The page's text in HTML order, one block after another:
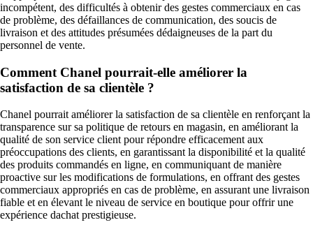
incompétent, des difficultés à obtenir des gestes commerciaux en cas
de problème, des défaillances de communication, des soucis de
livraison et des attitudes présumées dédaigneuses de la part du
personnel de vente.
Comment Chanel pourrait-elle améliorer la
satisfaction de sa clientèle ?
Chanel pourrait améliorer la satisfaction de sa clientèle en renforçant la
transparence sur sa politique de retours en magasin, en améliorant la
qualité de son service client pour répondre efficacement aux
préoccupations des clients, en garantissant la disponibilité et la qualité
des produits commandés en ligne, en communiquant de manière
proactive sur les modifications de formulations, en offrant des gestes
commerciaux appropriés en cas de problème, en assurant une livraison
fiable et en élevant le niveau de service en boutique pour offrir une
expérience dachat prestigieuse.